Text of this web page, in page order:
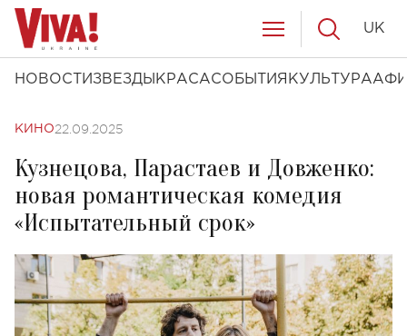
НОВОСТИ ЗВЕЗДЫ КРАСАСОБЫТИЯ КУЛЬТУРА
UK
КИНО22.09.2025
Кузнецова, Парастаев и Довженко:
новая романтическая комедия
«Испытательный срок»